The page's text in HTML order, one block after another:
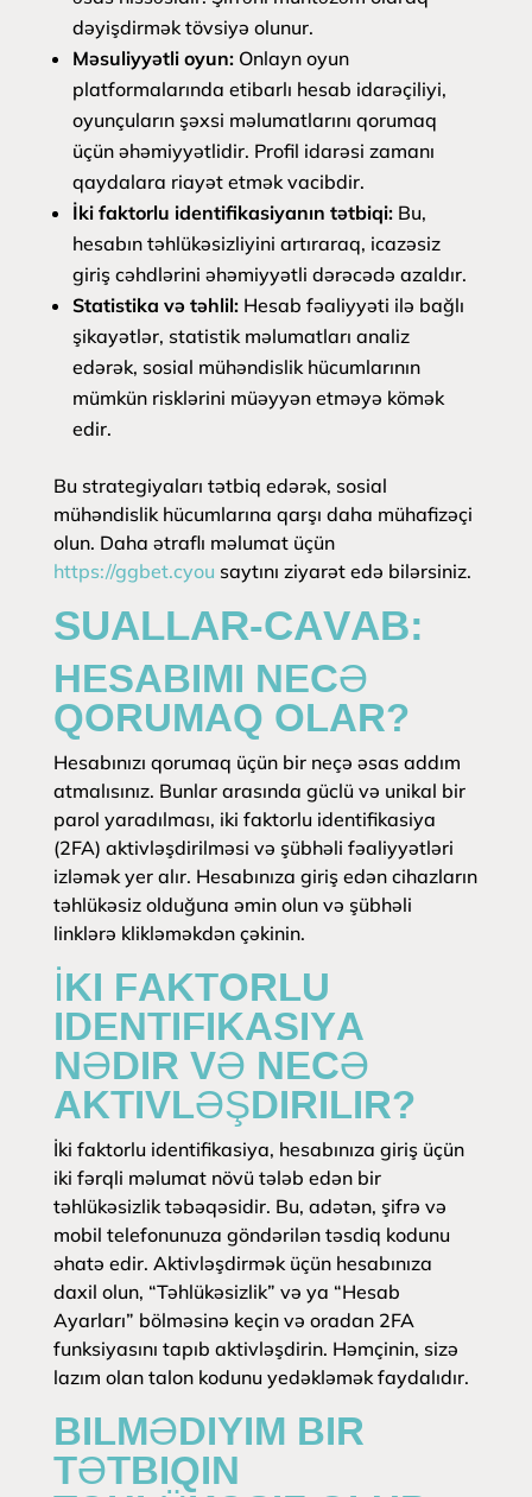
dəyişdirmək tövsiyə olunur.
Məsuliyyətli oyun:Onlayn oyun
platformalarında etibarlı hesab idarəçiliyi,
oyunçuların şəxsi məlumatlarını qorumaq
üçün əhəmiyyətlidir. Profil idarəsi zamanı
qaydalara riayət etmək vacibdir.
İki faktorlu identifikasiyanın tətbiqi:Bu,
hesabın təhlükəsizliyini artıraraq, icazəsiz
giriş cəhdlərini əhəmiyyətli dərəcədə azaldır.
Statistika və təhlil:Hesab fəaliyyəti ilə bağlı
şikayətlər, statistik məlumatları analiz
edərək, sosial mühəndislik hücumlarının
mümkün risklərini müəyyən etməyə kömək
edir.
Bu strategiyaları tətbiq edərək, sosial
mühəndislik hücumlarına qarşı daha mühafizəçi
olun. Daha ətraflı məlumat üçün
https://ggbet.cyou saytını ziyarət edə bilərsiniz.
SUALLAR-CAVAB:
HESABIMI NECƏ
QORUMAQ OLAR?
Hesabınızı qorumaq üçün bir neçə əsas addım
atmalısınız. Bunlar arasında güclü və unikal bir
parol yaradılması, iki faktorlu identifikasiya
(2FA) aktivləşdirilməsi və şübhəli fəaliyyətləri
izləmək yer alır. Hesabınıza giriş edən cihazların
təhlükəsiz olduğuna əmin olun və şübhəli
linklərə klikləməkdən çəkinin.
İKI FAKTORLU
IDENTIFIKASIYA
NƏDIR VƏ NECƏ
AKTIVLƏŞDIRILIR?
İki faktorlu identifikasiya, hesabınıza giriş üçün
iki fərqli məlumat növü tələb edən bir
təhlükəsizlik təbəqəsidir. Bu, adətən, şifrə və
mobil telefonunuza göndərilən təsdiq kodunu
əhatə edir. Aktivləşdirmək üçün hesabınıza
daxil olun, “Təhlükəsizlik” və ya “Hesab
Ayarları” bölməsinə keçin və oradan 2FA
funksiyasını tapıb aktivləşdirin. Həmçinin, sizə
lazım olan talon kodunu yedəkləmək faydalıdır.
BILMƏDIYIM BIR
TƏTBIQIN